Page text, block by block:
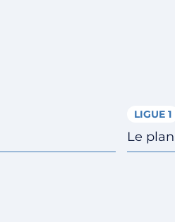
LIGUE 1
Le